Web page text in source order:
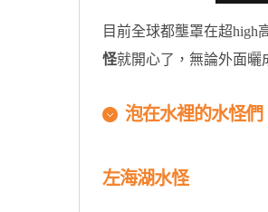
目前全球都壟罩在超high
怪就開心了，無論外面
泡在水裡的水怪們
左海湖水怪